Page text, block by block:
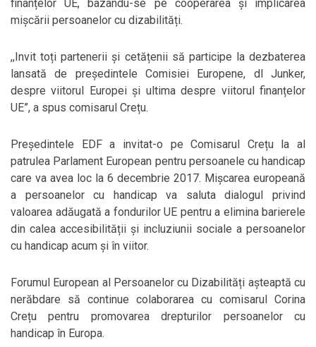
finanțelor UE, bazându-se pe cooperarea și implicarea
mișcării persoanelor cu dizabilități.
,,Invit toți partenerii și cetățenii să participe la dezbaterea
lansată de președintele Comisiei Europene, dl Junker,
despre viitorul Europei și ultima despre viitorul finanțelor
UE”, a spus comisarul Crețu.
Președintele EDF a invitat-o pe Comisarul Crețu la al
patrulea Parlament European pentru persoanele cu handicap
care va avea loc la 6 decembrie 2017. Mișcarea europeană
a persoanelor cu handicap va saluta dialogul privind
valoarea adăugată a fondurilor UE pentru a elimina barierele
din calea accesibilității și incluziunii sociale a persoanelor
cu handicap acum și în viitor.
Forumul European al Persoanelor cu Dizabilități așteaptă cu
nerăbdare să continue colaborarea cu comisarul Corina
Crețu pentru promovarea drepturilor persoanelor cu
handicap în Europa.